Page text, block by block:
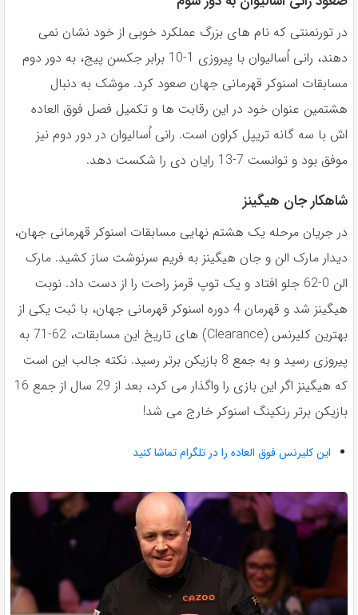
در تورنمنتى كه نام هاى بزرگ عملكرد خوبى از خود نشان نمى
دهند، رانى اُساليوان با پيروزى 1-10 برابر جكسن پيج، به دور دوم
مسابقات اسنوكر قهرمانى جهان صعود كرد. موشک به دنبال
هشتمين عنوان خود در اين رقابت ها و تكميل فصل فوق العاده
اش با سه گانه تريپل كراون است. رانی اُسالیوان در دور دوم نیز
موفق بود و توانست 7-13 رایان دی را شکست دهد.
شاهکار جان هیگینز
در جريان مرحله يک هشتم نهايى مسابقات اسنوكر قهرمانى جهان،
ديدار مارک الن و جان هيگينز به فريم سرنوشت ساز كشيد. مارک
الن 0-62 جلو افتاد و يک توپ قرمز راحت را از دست داد. نوبت
هيگينز شد و قهرمان 4 دوره اسنوكر قهرمانى جهان، با ثبت يكى از
بهترين كليرنس (Clearance) هاى تاريخ اين مسابقات، 62-71 به
پيروزى رسيد و به جمع 8 بازيكن برتر رسيد. نكته جالب اين است
كه هيگينز اگر اين بازى را واگذار مى كرد، بعد از 29 سال از جمع 16
بازيكن برتر رنكينگ اسنوكر خارج مى شد!
این کلیرنس فوق العاده را در تلگرام تماشا کنید